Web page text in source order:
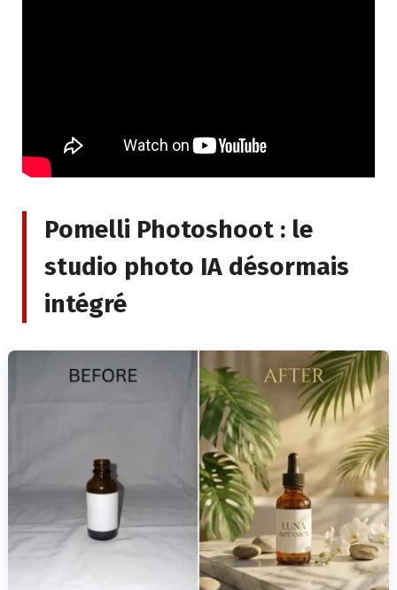
Pomelli Photoshoot : le
studio photo IA désormais
intégré